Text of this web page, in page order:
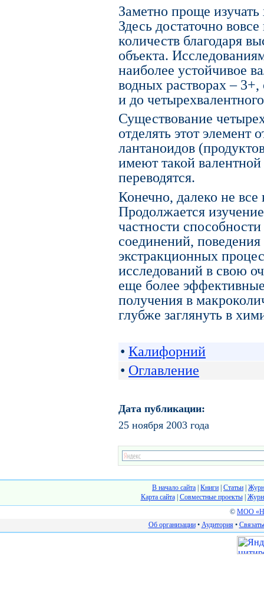
Заметно проще
Здесь достаточно
количеств благодаря
объекта.
наиболее устойчивое
водных растворах –
и до
Существование
отделять этот элемент
лантаноидов
имеют такой
переводятся.
Конечно, далеко не
Продолжается
частности
соединений,
экстракционных
исследований в свою
еще более
получения в
глубже заглянуть в
• Калифорний
• Оглавление
Дата публикации:
25 ноября 2003 года
В начало сайта Книги Статьи
Карта сайта| Cовместные проекты|
© МОО
Об организации• Аудитория•